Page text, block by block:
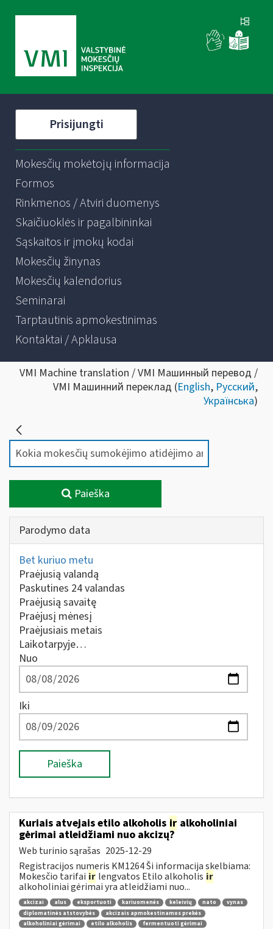
Prisijungti
Mokesčių mokėtojų informacija
Formos
Rinkmenos / Atviri duomenys
Skaičiuoklės ir pagalbininkai
Sąskaitos ir įmokų kodai
Mokesčių žinynas
Mokesčių kalendorius
Seminarai
Tarptautinis apmokestinimas
Kontaktai / Apklausa
VMI Machine translation / VMI Машинный перевод /
VMI Машинний переклад (English, Русский,
Українська)
Paieška
Parodymo data
Bet kuriuo metu
Praėjusią valandą
Paskutines 24 valandas
Praėjusią savaitę
Praėjusį mėnesį
Praėjusiais metais
Laikotarpyje…
Nuo
Iki
Paieška
Kuriais atvejais etilo alkoholis ir alkoholiniai
gėrimai atleidžiami nuo akcizų?
Web turinio sąrašas 2025-12-29
Registracijos numeris KM1264 Ši informacija skelbiama:
Mokesčio tarifai ir lengvatos Etilo alkoholis ir
alkoholiniai gėrimai yra atleidžiami nuo...
akcizai alus eksportuoti kariuomenės keleivių nato
vynas
diplomatinės atstovybės
akcizais apmokestinamos prekės
alkoholiniai gėrimai
etilo alkoholis
fermentuoti gėrimai